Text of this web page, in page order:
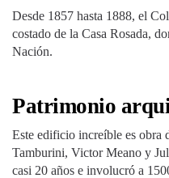
Desde 1857 hasta 1888, el
costado de la Casa Rosada,
Nación.
Patrimonio
Este edificio increíble es obra
Tamburini, Victor Meano y
casi 20 años e involucró a